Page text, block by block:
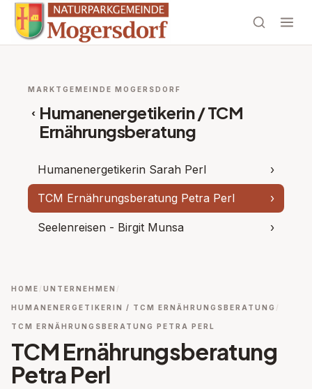
MARKTGEMEINDE MOGERSDORF
‹ Humanenergetikerin / TCM
Ernährungsberatung
Humanenergetikerin Sarah Perl ›
TCM Ernährungsberatung Petra Perl ›
Seelenreisen - Birgit Munsa ›
HOME UNTERNEHMEN
HUMANENERGETIKERIN / TCM ERNÄHRUNGSBERATUNG
TCM ERNÄHRUNGSBERATUNG PETRA PERL
TCM Ernährungsberatung
Petra Perl